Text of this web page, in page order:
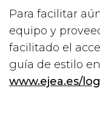
Para facilitar
equipo y
facilitado el
guía de estilo
www.ejea.es/